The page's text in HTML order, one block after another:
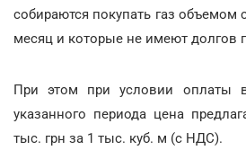
собираются покупать газ
месяц и которые не имеют долгов
При этом при условии оплаты
указанного периода цена
тыс. грн за 1 тыс. куб. м (с НДС).